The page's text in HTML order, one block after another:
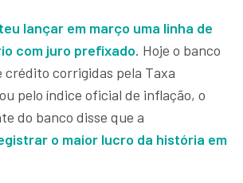
lançar em março uma linha de
com juro prefixado. Hoje o banco
crédito corrigidas pela Taxa
pelo índice oficial de inflação, o
do banco disse que a
o maior lucro da história em